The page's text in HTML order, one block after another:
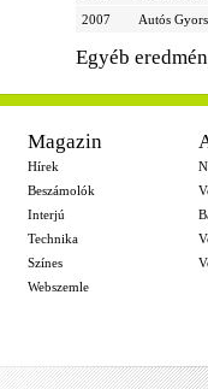
2007
Autós
Egyéb
Magazin
Hírek
Beszámolók
Interjú
Technika
Színes
Webszemle